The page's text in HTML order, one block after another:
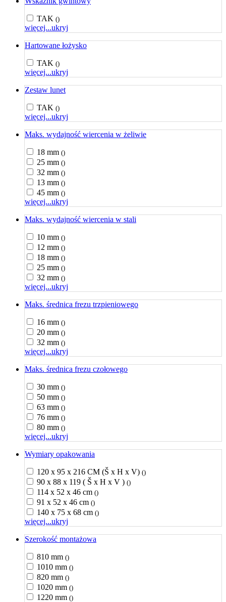
TAK ()
więcej...ukryj
Hartowane łożysko
TAK ()
więcej...ukryj
Zestaw lunet
TAK ()
więcej...ukryj
Maks. wydajność wiercenia w żeliwie
18 mm ()
25 mm ()
32 mm ()
13 mm ()
45 mm ()
więcej...ukryj
Maks. wydajność wiercenia w stali
10 mm ()
12 mm ()
18 mm ()
25 mm ()
32 mm ()
więcej...ukryj
Maks. średnica frezu trzpieniowego
16 mm ()
20 mm ()
32 mm ()
więcej...ukryj
Maks. średnica frezu czołowego
30 mm ()
50 mm ()
63 mm ()
76 mm ()
80 mm ()
więcej...ukryj
Wymiary opakowania
120 x 95 x 216 CM (Š x H x V) ()
90 x 88 x 119 ( Š x H x V ) ()
114 x 52 x 46 cm ()
91 x 52 x 46 cm ()
140 x 75 x 68 cm ()
więcej...ukryj
Szerokość montażowa
810 mm ()
1010 mm ()
820 mm ()
1020 mm ()
1220 mm ()